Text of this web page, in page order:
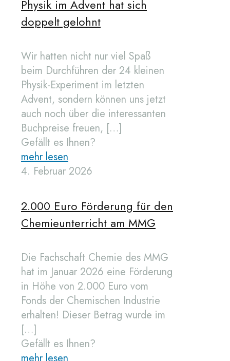
Physik im Advent hat sich
doppelt gelohnt
Wir hatten nicht nur viel Spaß
beim Durchführen der 24 kleinen
Physik-Experiment im letzten
Advent, sondern können uns jetzt
auch noch über die interessanten
Buchpreise freuen, […]
Gefällt es Ihnen?
mehr lesen
4. Februar 2026
2.000 Euro Förderung für den
Chemieunterricht am MMG
Die Fachschaft Chemie des MMG
hat im Januar 2026 eine Förderung
in Höhe von 2.000 Euro vom
Fonds der Chemischen Industrie
erhalten! Dieser Betrag wurde im
[…]
Gefällt es Ihnen?
mehr lesen